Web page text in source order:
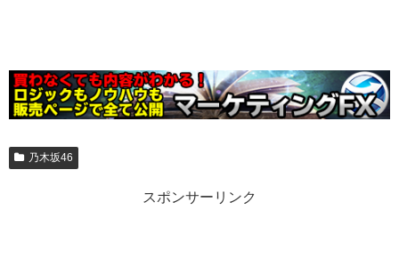
乃木坂46
スポンサーリンク